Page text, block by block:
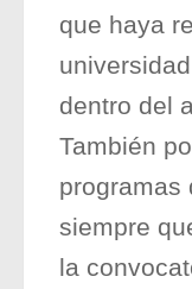
que haya
dentro del
También
programas
siempre
la